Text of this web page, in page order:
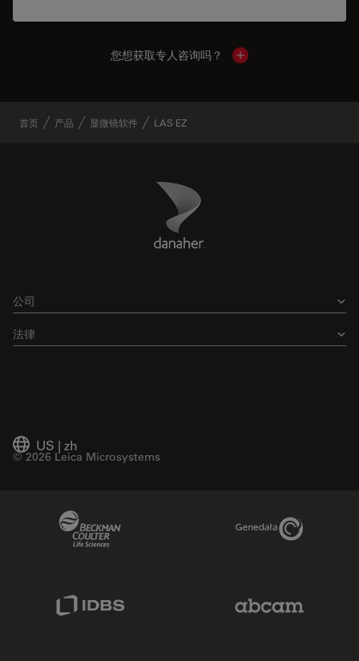
您想获取专人咨询吗？ Show local contacts
首页 产品 显微镜软件 LAS EZ
Danaher Logo
公司
法律
US | zh
© 2026 Leica Microsystems
Genedata Link